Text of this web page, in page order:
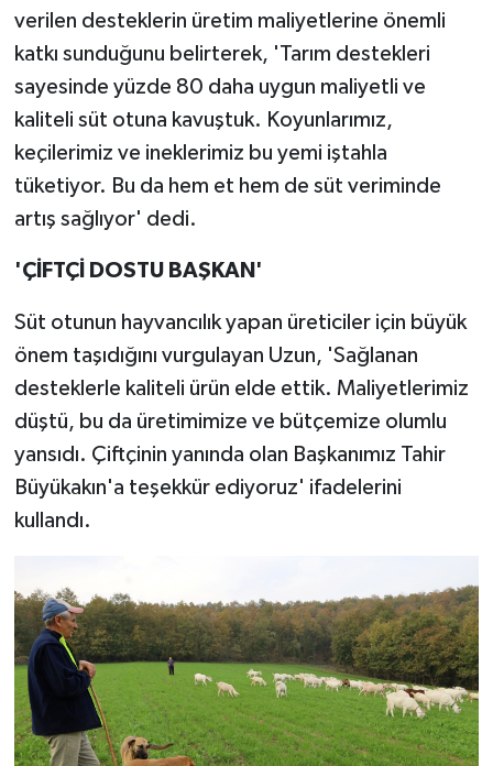
verilen desteklerin üretim maliyetlerine önemli
katkı sunduğunu belirterek, 'Tarım destekleri
sayesinde yüzde 80 daha uygun maliyetli ve
kaliteli süt otuna kavuştuk. Koyunlarımız,
keçilerimiz ve ineklerimiz bu yemi iştahla
tüketiyor. Bu da hem et hem de süt veriminde
artış sağlıyor' dedi.
'ÇİFTÇİ DOSTU BAŞKAN'
Süt otunun hayvancılık yapan üreticiler için büyük
önem taşıdığını vurgulayan Uzun, 'Sağlanan
desteklerle kaliteli ürün elde ettik. Maliyetlerimiz
düştü, bu da üretimimize ve bütçemize olumlu
yansıdı. Çiftçinin yanında olan Başkanımız Tahir
Büyükakın'a teşekkür ediyoruz' ifadelerini
kullandı.